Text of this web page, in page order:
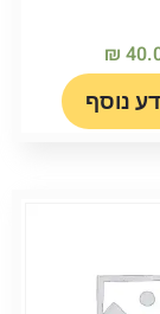
₪
נוסף